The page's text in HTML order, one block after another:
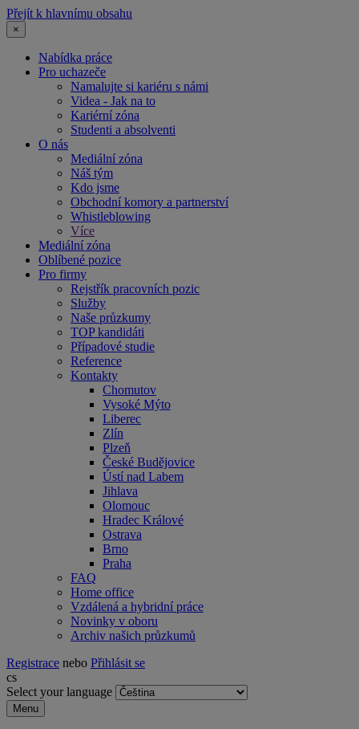
Přejít k hlavnímu obsahu
×
Nabídka práce
Pro uchazeče
Namalujte si kariéru s námi
Videa - Jak na to
Kariérní zóna
Studenti a absolventi
O nás
Mediální zóna
Náš tým
Kdo jsme
Obchodní komory a partnerství
Whistleblowing
Více
Mediální zóna
Oblíbené pozice
Pro firmy
Rejstřík pracovních pozic
Služby
Naše průzkumy
TOP kandidáti
Případové studie
Reference
Kontakty
Chomutov
Vysoké Mýto
Liberec
Zlín
Plzeň
České Budějovice
Ústí nad Labem
Jihlava
Olomouc
Hradec Králové
Ostrava
Brno
Praha
FAQ
Home office
Vzdálená a hybridní práce
Novinky v oboru
Archiv našich průzkumů
Registrace nebo Přihlásit se
cs
Select your language
Menu